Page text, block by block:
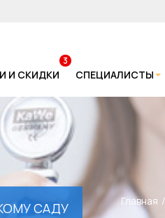
И СКИДКИ
3
СПЕЦИАЛИСТЫ
САДУ Главная